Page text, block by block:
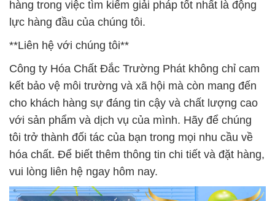
hàng trong việc tìm kiếm giải pháp tốt nhất là động
lực hàng đầu của chúng tôi.
**Liên hệ với chúng tôi**
Công ty Hóa Chất Đắc Trường Phát không chỉ cam
kết bảo vệ môi trường và xã hội mà còn mang đến
cho khách hàng sự đáng tin cậy và chất lượng cao
với sản phẩm và dịch vụ của mình. Hãy để chúng
tôi trở thành đối tác của bạn trong mọi nhu cầu về
hóa chất. Để biết thêm thông tin chi tiết và đặt hàng,
vui lòng liên hệ ngay hôm nay.